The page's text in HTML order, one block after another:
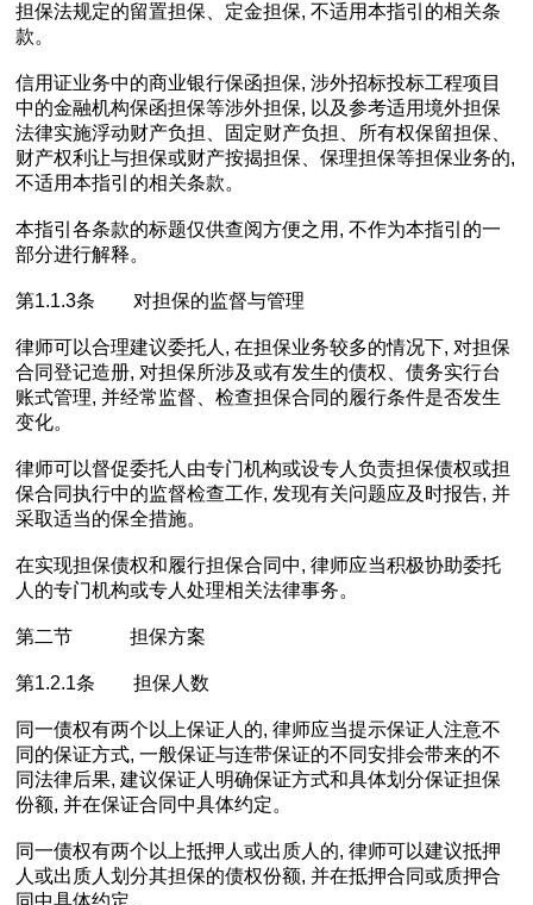
担保法规定的留置担保、定金担保, 不适用本指引的相关条
款。
信用证业务中的商业银行保函担保, 涉外招标投标工程项目
中的金融机构保函担保等涉外担保, 以及参考适用境外担保
法律实施浮动财产负担、固定财产负担、所有权保留担保、
财产权利让与担保或财产按揭担保、保理担保等担保业务的,
不适用本指引的相关条款。
本指引各条款的标题仅供查阅方便之用, 不作为本指引的一
部分进行解释。
第1.1.3条 对担保的监督与管理
律师可以合理建议委托人, 在担保业务较多的情况下, 对担保
合同登记造册, 对担保所涉及或有发生的债权、债务实行台
账式管理, 并经常监督、检查担保合同的履行条件是否发生
变化。
律师可以督促委托人由专门机构或设专人负责担保债权或担
保合同执行中的监督检查工作, 发现有关问题应及时报告, 并
采取适当的保全措施。
在实现担保债权和履行担保合同中, 律师应当积极协助委托
人的专门机构或专人处理相关法律事务。
第二节 担保方案
第1.2.1条 担保人数
同一债权有两个以上保证人的, 律师应当提示保证人注意不
同的保证方式, 一般保证与连带保证的不同安排会带来的不
同法律后果, 建议保证人明确保证方式和具体划分保证担保
份额, 并在保证合同中具体约定。
同一债权有两个以上抵押人或出质人的, 律师可以建议抵押
人或出质人划分其担保的债权份额, 并在抵押合同或质押合
同中具体约定。